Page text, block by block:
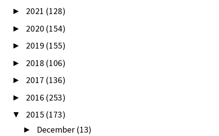
► 2021 (128)
► 2020 (154)
► 2019 (155)
► 2018 (106)
► 2017 (136)
► 2016 (253)
▼ 2015 (173)
► December (13)